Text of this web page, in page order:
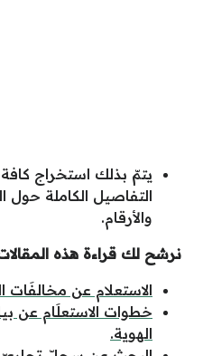
يتمّ بذلك استخراج
التفاصيل الكاملة حول
والأرقام.
نرشح لك قراءة هذه
الاستعلام عن مخالفَات
خطوات الاستعلَام عن
الهوية.